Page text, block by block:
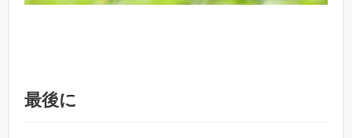
最後に